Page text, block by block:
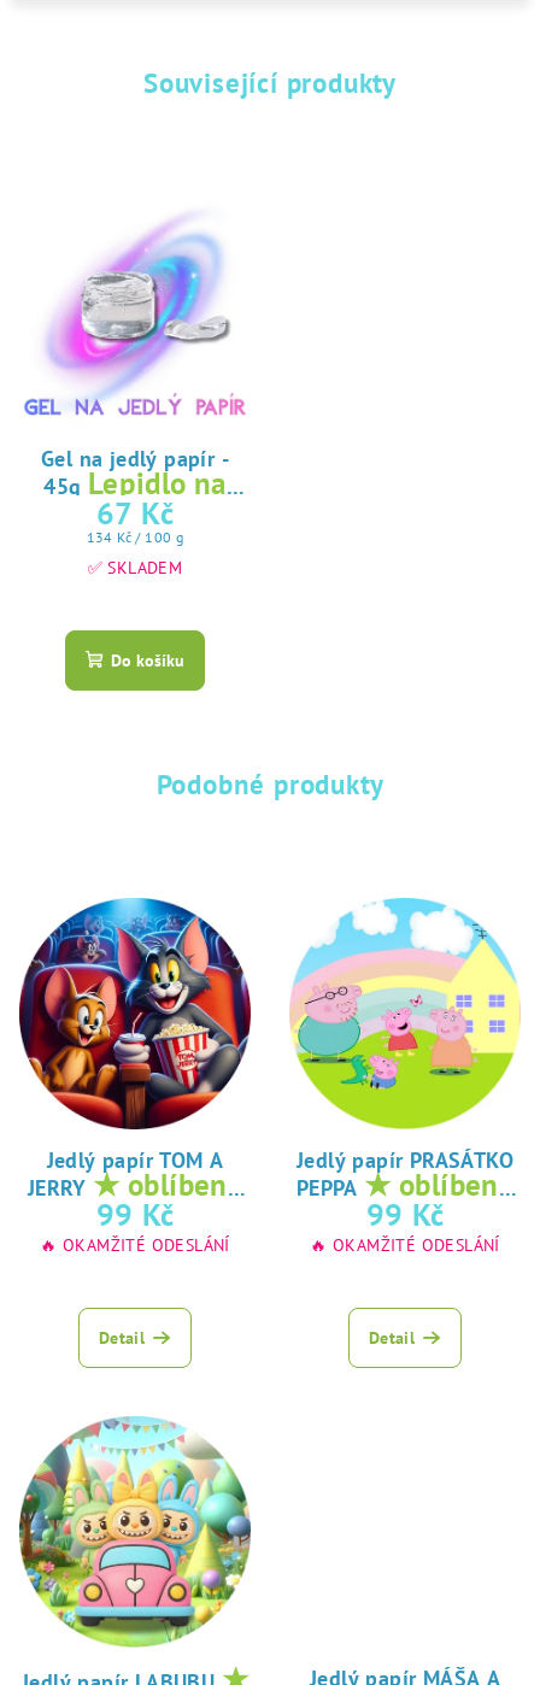
Související produkty
Gel na jedlý papír -
45g Lepidlo na
jedlý papír
67 Kč
Měrná
cena:
134 Kč / 100 g
✅ SKLADEM
hodnocení
produktu
hvězdiček.
Do košíku
Podobné produkty
Jedlý papír TOM A
JERRY ★ oblíbený
tisk na jedlý
papír
99 Kč
🔥 OKAMŽITÉ ODESLÁNÍ
Detail
Jedlý papír PRASÁTKO
PEPPA ★ oblíbený
tisk na jedlý
papír
99 Kč
🔥 OKAMŽITÉ ODESLÁNÍ
Detail
Jedlý papír MÁŠA A